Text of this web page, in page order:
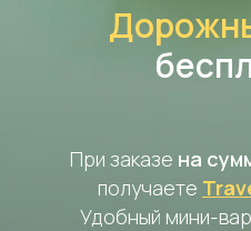
При заказе на
получаете
Удобный мини-